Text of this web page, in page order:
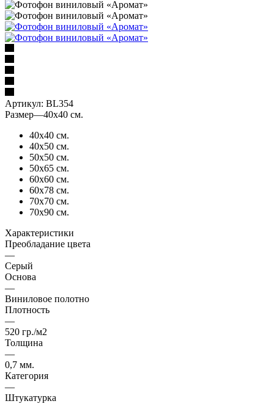
Артикул: BL354
Размер—40х40 см.
40х40 см.
40х50 см.
50х50 см.
50х65 см.
60х60 см.
60х78 см.
70х70 см.
70х90 см.
Характеристики
Преобладание цвета
—
Серый
Основа
—
Виниловое полотно
Плотность
—
520 гр./м2
Толщина
—
0,7 мм.
Категория
—
Штукатурка